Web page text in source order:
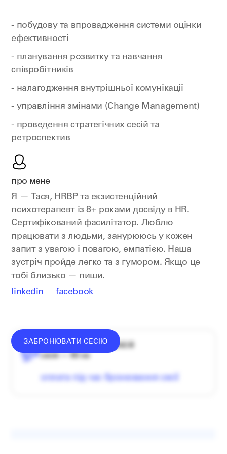
- побудову та впровадження системи оцінки
ефективності
- планування розвитку та навчання
співробітників
- налагодження внутрішньої комунікації
- управління змінами (Change Management)
- проведення стратегічних сесій та
ретроспектив
про мене
Я — Тася, HRBP та екзистенційний
психотерапевт із 8+ роками досвіду в HR.
Сертифікований фасилітатор. Люблю
працювати з людьми, занурююсь у кожен
запит з увагою і повагою, емпатією. Наша
зустріч пройде легко та з гумором. Якщо це
тобі близько — пиши.
linkedin
facebook
ЗАБРОНЮВАТИ СЕСІЮ
середній донат — 1340 ₴
сесія — 60 хв
оплата під час бронювання сесії